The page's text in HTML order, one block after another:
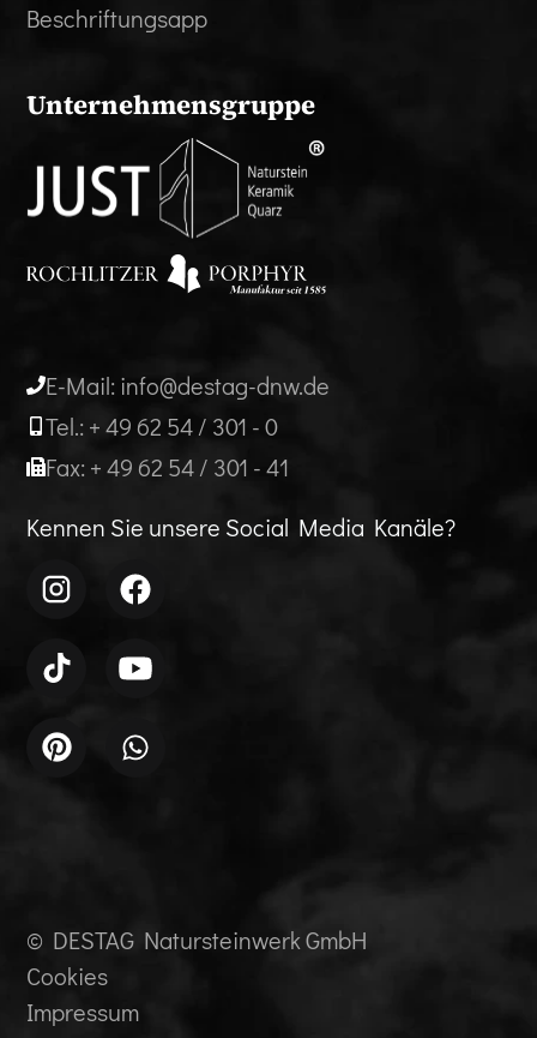
Beschriftungsapp
Unternehmensgruppe
E-Mail: info@destag-dnw.de
Tel.: + 49 62 54 / 301 - 0
Fax: + 49 62 54 / 301 - 41
Kennen Sie unsere Social Media Kanäle?
© DESTAG Natursteinwerk GmbH
Cookies
Impressum